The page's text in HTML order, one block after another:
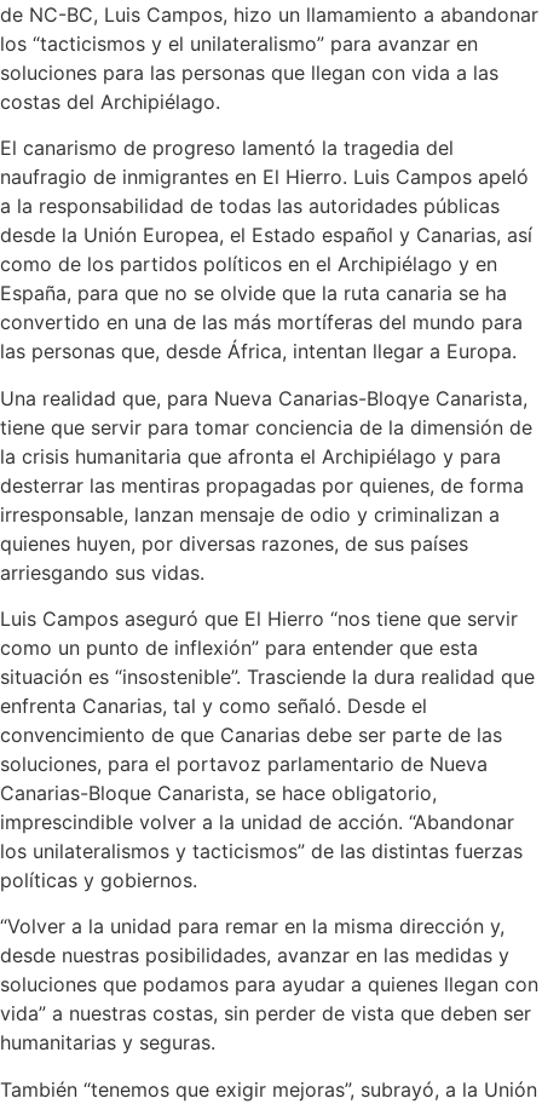
de NC-BC, Luis Campos, hizo un llamamiento a abandonar
los “tacticismos y el unilateralismo” para avanzar en
soluciones para las personas que llegan con vida a las
costas del Archipiélago.
El canarismo de progreso lamentó la tragedia del
naufragio de inmigrantes en El Hierro. Luis Campos apeló
a la responsabilidad de todas las autoridades públicas
desde la Unión Europea, el Estado español y Canarias, así
como de los partidos políticos en el Archipiélago y en
España, para que no se olvide que la ruta canaria se ha
convertido en una de las más mortíferas del mundo para
las personas que, desde África, intentan llegar a Europa.
Una realidad que, para Nueva Canarias-Bloqye Canarista,
tiene que servir para tomar conciencia de la dimensión de
la crisis humanitaria que afronta el Archipiélago y para
desterrar las mentiras propagadas por quienes, de forma
irresponsable, lanzan mensaje de odio y criminalizan a
quienes huyen, por diversas razones, de sus países
arriesgando sus vidas.
Luis Campos aseguró que El Hierro “nos tiene que servir
como un punto de inflexión” para entender que esta
situación es “insostenible”. Trasciende la dura realidad que
enfrenta Canarias, tal y como señaló. Desde el
convencimiento de que Canarias debe ser parte de las
soluciones, para el portavoz parlamentario de Nueva
Canarias-Bloque Canarista, se hace obligatorio,
imprescindible volver a la unidad de acción. “Abandonar
los unilateralismos y tacticismos” de las distintas fuerzas
políticas y gobiernos.
“Volver a la unidad para remar en la misma dirección y,
desde nuestras posibilidades, avanzar en las medidas y
soluciones que podamos para ayudar a quienes llegan con
vida” a nuestras costas, sin perder de vista que deben ser
humanitarias y seguras.
También “tenemos que exigir mejoras”, subrayó, a la Unión